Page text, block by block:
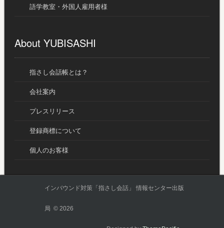
語学教室・外国人雇用者様
About YUBISASHI
指さし会話帳とは？
会社案内
プレスリリース
登録商標について
個人のお客様
インバウンド対策「指さし会話」 情報センター出版
局 © 2026